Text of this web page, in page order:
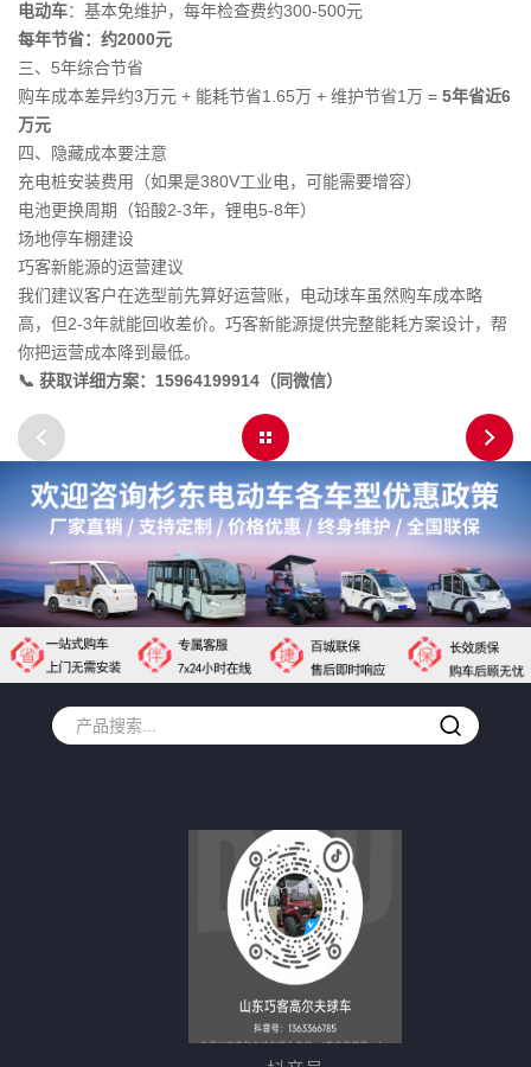
电动车：基本免维护，每年检查费约300-500元
每年节省：约2000元
三、5年综合节省
购车成本差异约3万元 + 能耗节省1.65万 + 维护节省1万 = 5年省近6
万元
四、隐藏成本要注意
充电桩安装费用（如果是380V工业电，可能需要增容）
电池更换周期（铅酸2-3年，锂电5-8年）
场地停车棚建设
巧客新能源的运营建议
我们建议客户在选型前先算好运营账，电动球车虽然购车成本略
高，但2-3年就能回收差价。巧客新能源提供完整能耗方案设计，帮
你把运营成本降到最低。
📞 获取详细方案：15964199914（同微信）